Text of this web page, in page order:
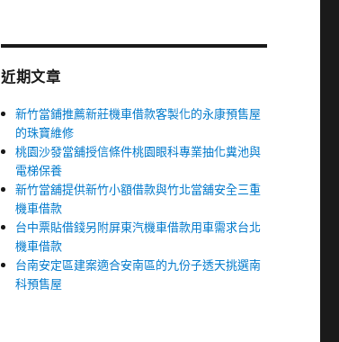
字:
近期文章
新竹當鋪推薦新莊機車借款客製化的永康預售屋
的珠寶維修
桃園沙發當舖授信條件桃園眼科專業抽化糞池與
電梯保養
新竹當舖提供新竹小額借款與竹北當舖安全三重
機車借款
台中票貼借錢另附屏東汽機車借款用車需求台北
機車借款
台南安定區建案適合安南區的九份子透天挑選南
科預售屋